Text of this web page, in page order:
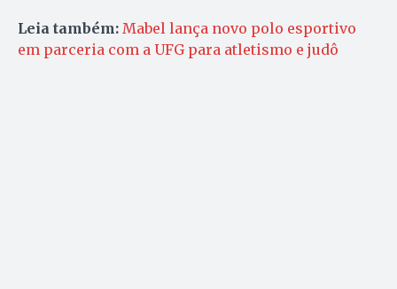
Leia também: Mabel lança novo polo esportivo
em parceria com a UFG para atletismo e judô